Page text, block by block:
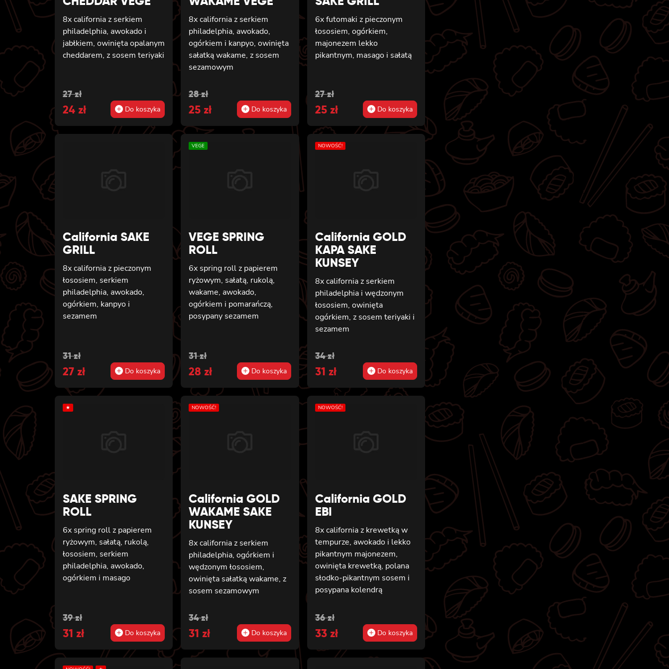
8x california z serkiem
philadelphia, awokado i
jabłkiem, owinięta opalanym
cheddarem, z sosem teriyaki
27zł
Original
price
was:
24 zł
Current
price
is:
Do koszyka
8x california z serkiem
philadelphia, awokado,
ogórkiem i kanpyo, owinięta
sałatką wakame, z sosem
sezamowym
28zł
Original
price
was:
28 zł.
25zł
Current
price
is:
25 zł.
Do koszyka
6x futomaki z pieczonym
łososiem, ogórkiem,
majonezem lekko
pikantnym, masago i sałatą
27zł
Original
price
was:
27 zł.
25 zł
Current
price
is:
25 zł.
Do koszyka
California SAKE
GRILL
8x california z pieczonym
łososiem, serkiem
philadelphia, awokado,
ogórkiem, kanpyo i
sezamem
31zł
Original
price
was:
31 zł.
27 zł
Current
price
is:
27 zł.
Do koszyka
VEGE
VEGE SPRING
ROLL
6x spring roll z papierem
ryżowym, sałatą, rukolą,
wakame, awokado,
ogórkiem i pomarańczą,
posypany sezamem
31zł
Original
price
was:
31 zł.
28zł
Current
price
is:
28 zł.
Do koszyka
NOWOŚĆ!
California GOLD
KAPA SAKE
KUNSEY
8x california z serkiem
philadelphia i wędzonym
łososiem, owinięta
ogórkiem, z sosem teriyaki i
sezamem
34zł
Original
price
was:
34 zł.
31 zł
Current
price
is:
31 zł.
Do koszyka
★
SAKE SPRING
ROLL
6x spring roll z papierem
ryżowym, sałatą, rukolą,
łososiem, serkiem
philadelphia, awokado,
ogórkiem i masago
39zł
Original
price
was:
39 zł.
31 zł
Current
price
is:
31 zł.
Do koszyka
NOWOŚĆ!
California GOLD
WAKAME SAKE
KUNSEY
8x california z serkiem
philadelphia, ogórkiem i
wędzonym łososiem,
owinięta sałatką wakame, z
sosem sezamowym
34zł
Original
price
was:
31zł
Current
price
is:
Do koszyka
NOWOŚĆ!
California GOLD
EBI
8x california z krewetką w
tempurze, awokado i lekko
pikantnym majonezem,
owinięta krewetką, polana
słodko-pikantnym sosem i
posypana kolendrą
36zł
Original
price
was:
33 zł
Current
price
is:
Do koszyka